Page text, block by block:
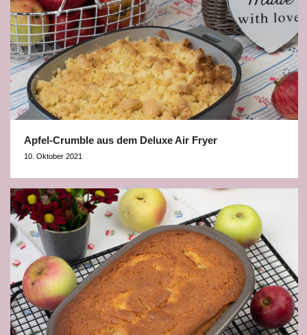
Apfel-Crumble aus dem Deluxe Air Fryer
10. Oktober 2021